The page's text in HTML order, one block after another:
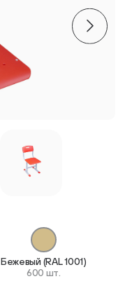
Бежевый (RAL 1001)
600 шт.